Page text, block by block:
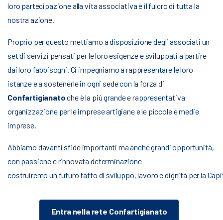
loro partecipazione alla vita associativa è il fulcro di tutta la
nostra azione.
Proprio per questo mettiamo a disposizione degli associati un
set di servizi pensati per le loro esigenze e sviluppati a partire
dai loro fabbisogni. Ci impegniamo a rappresentare le loro
istanze e a sostenerle in ogni sede con la forza di
Confartigianatoche è la più grande e rappresentativa
organizzazione per le imprese artigiane e le piccole e medie
imprese.
Abbiamo davanti sfide importanti ma anche grandi opportunità,
con passione e rinnovata determinazione
costruiremo un futuro fatto di sviluppo, lavoro e dignità per la
Entra nella rete Confartigianato